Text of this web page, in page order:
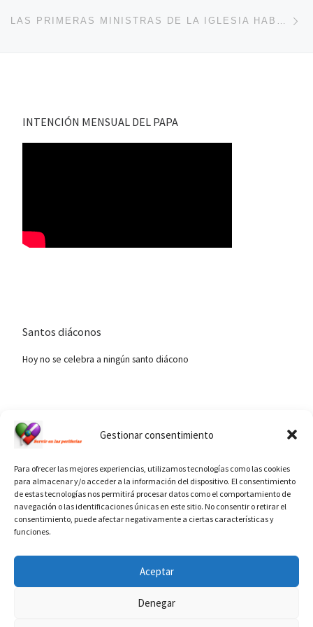
Gestionar consentimiento
Para ofrecer las mejores experiencias, utilizamos tecnologías como las cookies
para almacenar y/o acceder a la información del dispositivo. El consentimiento
de estas tecnologías nos permitirá procesar datos como el comportamiento de
navegación o las identificaciones únicas en este sitio. No consentir o retirar el
consentimiento, puede afectar negativamente a ciertas características y
funciones.
Aceptar
Denegar
LAS PRIMERAS MINISTRAS DE LA IGLESIA HABLAN QUICHUA
INTENCIÓN MENSUAL DEL PAPA
Santos diáconos
Hoy no se celebra a ningún santo diácono